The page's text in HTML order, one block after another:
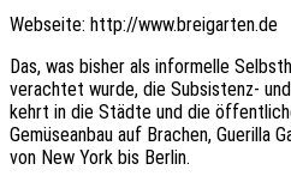
Websei­te: http://www.breigarten.de
Das, was bisher als infor­mel­le
verach­tet wurde, die Subsis­tenz-
kehrt in die Städte und die
Gemü­se­an­bau auf Brachen, Gueril­la
von New York bis Berlin.